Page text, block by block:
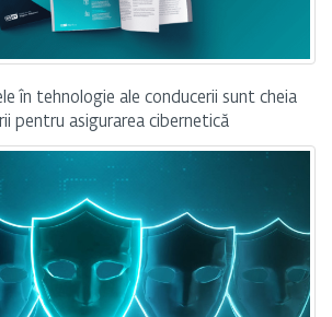
în tehnologie ale conducerii sunt cheia
pentru asigurarea cibernetică